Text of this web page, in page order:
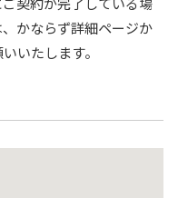
かならず詳細ページか
いたします。